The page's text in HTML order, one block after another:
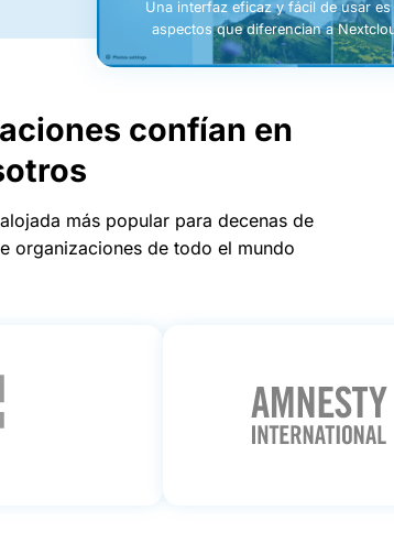
Una interfaz eficaz y fácil de usar
aspectos que diferencian a
confían en
más popular para decenas de
organizaciones de todo el mundo